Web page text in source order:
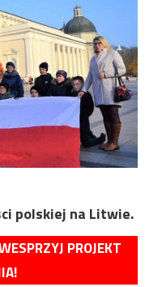
polskiej na Litwie.
PROJEKT